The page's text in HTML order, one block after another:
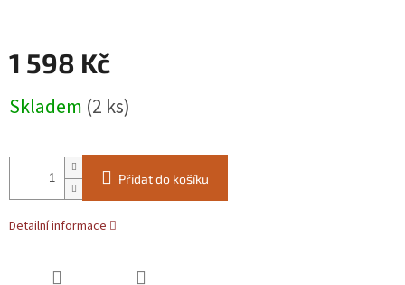
1 598 Kč
cena:
Skladem (2 ks)
Přidat do košíku
Detailní informace